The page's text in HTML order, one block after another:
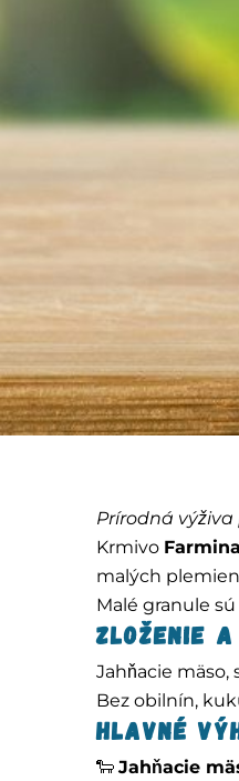
Prírodná
Krmivo
malých
Malé granule
Zloženie
Jahňacie mäso,
Bez obilnín,
Hlavné
🐑 Jahňacie